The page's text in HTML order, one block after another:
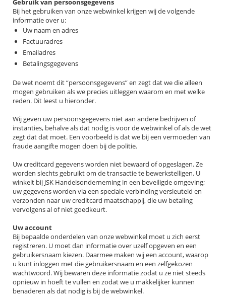
Gebruik van persoonsgegevens
Bij het gebruiken van onze webwinkel krijgen wij de volgende
informatie over u:
Uw naam en adres
Factuuradres
Emailadres
Betalingsgegevens
De wet noemt dit “persoonsgegevens” en zegt dat we die alleen
mogen gebruiken als we precies uitleggen waarom en met welke
reden. Dit leest u hieronder.
Wij geven uw persoonsgegevens niet aan andere bedrijven of
instanties, behalve als dat nodig is voor de webwinkel of als de wet
zegt dat dat moet. Een voorbeeld is dat we bij een vermoeden van
fraude aangifte mogen doen bij de politie.
Uw creditcard gegevens worden niet bewaard of opgeslagen. Ze
worden slechts gebruikt om de transactie te bewerkstelligen. U
winkelt bij JSK Handelsonderneming in een beveiligde omgeving;
uw gegevens worden via een speciale verbinding versleuteld en
verzonden naar uw creditcard maatschappij, die uw betaling
vervolgens al of niet goedkeurt.
Uw account
Bij bepaalde onderdelen van onze webwinkel moet u zich eerst
registreren. U moet dan informatie over uzelf opgeven en een
gebruikersnaam kiezen. Daarmee maken wij een account, waarop
u kunt inloggen met die gebruikersnaam en een zelfgekozen
wachtwoord. Wij bewaren deze informatie zodat u ze niet steeds
opnieuw in hoeft te vullen en zodat we u makkelijker kunnen
benaderen als dat nodig is bij de webwinkel.